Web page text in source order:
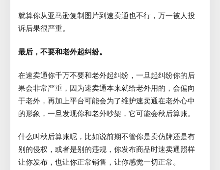
就算你从亚马逊复制图片到速卖通也不行，万一被人投
诉后果很严重。
最后，不要和老外起纠纷。
在速卖通你千万不要和老外起纠纷，一旦起纠纷你的后
果会非常严重，因为速卖通本来就给老外用的，会偏向
于老外，再加上平台可能会为了维护速卖通在老外心中
的形象，一旦发现你和老外吵架，它可能会秋后算账。
什么叫秋后算账呢，比如说前期不管你是卖仿牌还是有
别的侵权，或者是别的违规，你发布商品时速卖通照样
让你发布，也让你正常销售，让你感觉一切正常。